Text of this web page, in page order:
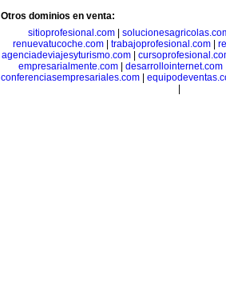
Otros dominios en venta:
sitioprofesional.com
renuevatucoche.com
trabajoprofesional.com
agenciadeviajesyturismo.com
empresarialmente.com
desarrollointernet.com
conferenciasempresariales.com